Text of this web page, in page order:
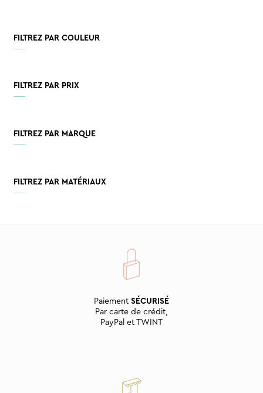
FILTREZ PAR COULEUR
FILTREZ PAR PRIX
FILTREZ PAR MARQUE
FILTREZ PAR MATÉRIAUX
Paiement SÉCURISÉ
Par carte de crédit,
PayPal et TWINT